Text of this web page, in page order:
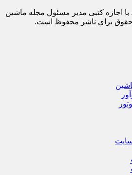
اجازه کتبی مدیر مسئول مجله ماشین
حقوق برای ناشر محفوظ است.